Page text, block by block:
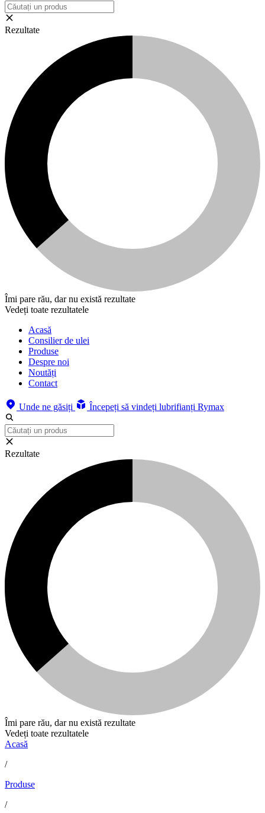
Rezultate
Îmi pare rău, dar nu există rezultate
Vedeți toate rezultatele
Acasă
Consilier de ulei
Produse
Despre noi
Noutăți
Contact
Unde ne găsiți Începeți să vindeți lubrifianți Rymax
Rezultate
Îmi pare rău, dar nu există rezultate
Vedeți toate rezultatele
Acasă
/
Produse
/